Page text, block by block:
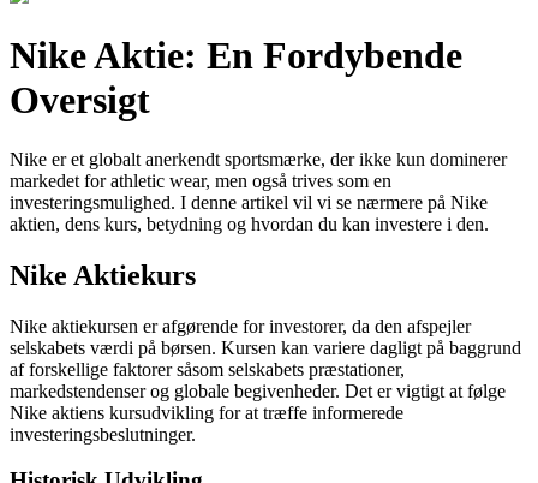
Nike Aktie: En Fordybende
Oversigt
Nike er et globalt anerkendt sportsmærke, der ikke kun dominerer
markedet for athletic wear, men også trives som en
investeringsmulighed. I denne artikel vil vi se nærmere på Nike
aktien, dens kurs, betydning og hvordan du kan investere i den.
Nike Aktiekurs
Nike aktiekursen er afgørende for investorer, da den afspejler
selskabets værdi på børsen. Kursen kan variere dagligt på baggrund
af forskellige faktorer såsom selskabets præstationer,
markedstendenser og globale begivenheder. Det er vigtigt at følge
Nike aktiens kursudvikling for at træffe informerede
investeringsbeslutninger.